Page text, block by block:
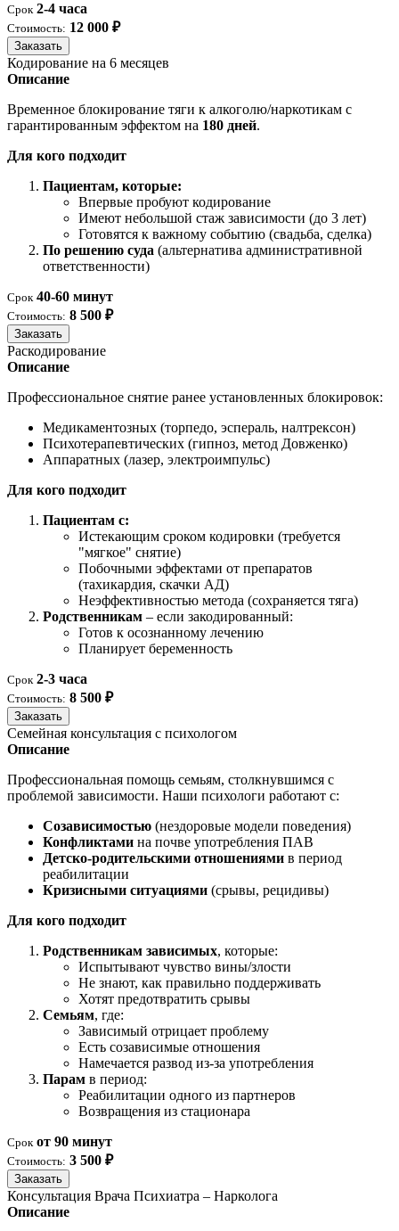
Срок 2-4 часа
Стоимость: 12 000 ₽
Заказать
Кодирование на 6 месяцев
Описание
Временное блокирование тяги к алкоголю/наркотикам с
гарантированным эффектом на 180 дней.
Для кого подходит
Пациентам, которые:
Впервые пробуют кодирование
Имеют небольшой стаж зависимости (до 3 лет)
Готовятся к важному событию (свадьба, сделка)
По решению суда (альтернатива административной
ответственности)
Срок 40-60 минут
Стоимость: 8 500 ₽
Заказать
Раскодирование
Описание
Профессиональное снятие ранее установленных блокировок:
Медикаментозных (торпедо, эспераль, налтрексон)
Психотерапевтических (гипноз, метод Довженко)
Аппаратных (лазер, электроимпульс)
Для кого подходит
Пациентам с:
Истекающим сроком кодировки (требуется
"мягкое" снятие)
Побочными эффектами от препаратов
(тахикардия, скачки АД)
Неэффективностью метода (сохраняется тяга)
Родственникам – если закодированный:
Готов к осознанному лечению
Планирует беременность
Срок 2-3 часа
Стоимость: 8 500 ₽
Заказать
Семейная консультация с психологом
Описание
Профессиональная помощь семьям, столкнувшимся с
проблемой зависимости. Наши психологи работают с:
Созависимостью (нездоровые модели поведения)
Конфликтами на почве употребления ПАВ
Детско-родительскими отношениями в период
реабилитации
Кризисными ситуациями (срывы, рецидивы)
Для кого подходит
Родственникам зависимых, которые:
Испытывают чувство вины/злости
Не знают, как правильно поддерживать
Хотят предотвратить срывы
Семьям, где:
Зависимый отрицает проблему
Есть созависимые отношения
Намечается развод из-за употребления
Парам в период:
Реабилитации одного из партнеров
Возвращения из стационара
Срок от 90 минут
Стоимость: 3 500 ₽
Заказать
Консультация Врача Психиатра – Нарколога
Описание